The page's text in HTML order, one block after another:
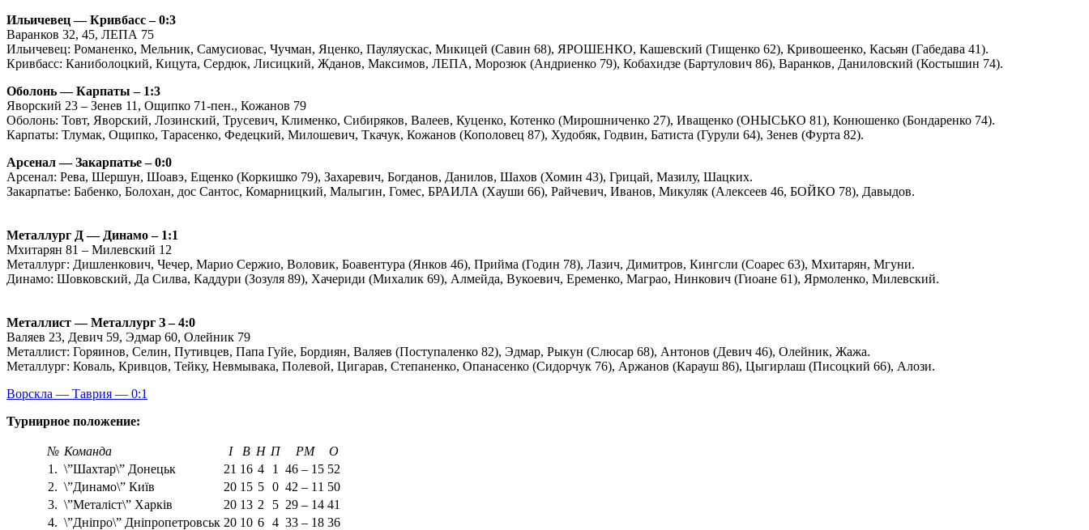
Ильичевец ― Кривбасс – 0:3
Варанков 32, 45, ЛЕПА 75
Ильичевец: Романенко, Мельник, Самусиовас, Чучман, Яценко, Пауляускас, Микицей (Савин 68), ЯРОШЕНКО, Кашевский (Тищенко 62), Кривошеенко, Касьян (Габедава 41).
Кривбасс: Каниболоцкий, Кицута, Сердюк, Лисицкий, Жданов, Максимов, ЛЕПА, Морозюк (Андриенко 79), Кобахидзе (Бартулович 86), Варанков, Даниловский (Костышин 74).
Оболонь ― Карпаты – 1:3
Яворский 23 – Зенев 11, Ощипко 71-пен., Кожанов 79
Оболонь: Товт, Яворский, Лозинский, Трусевич, Клименко, Сибиряков, Валеев, Куценко, Котенко (Мирошниченко 27), Иващенко (ОНЫСЬКО 81), Конюшенко (Бондаренко 74).
Карпаты: Тлумак, Ощипко, Тарасенко, Федецкий, Милошевич, Ткачук, Кожанов (Кополовец 87), Худобяк, Годвин, Батиста (Гурули 64), Зенев (Фурта 82).
Арсенал ― Закарпатье – 0:0
Арсенал: Рева, Шершун, Шоавэ, Ещенко (Коркишко 79), Захаревич, Богданов, Данилов, Шахов (Хомин 43), Грицай, Мазилу, Шацких.
Закарпатье: Бабенко, Болохан, дос Сантос, Комарницкий, Малыгин, Гомес, БРАИЛА (Хауши 66), Райчевич, Иванов, Микуляк (Алексеев 46, БОЙКО 78), Давыдов.
Металлург Д ― Динамо – 1:1
Мхитарян 81 – Милевский 12
Металлург: Дишленкович, Чечер, Марио Сержио, Воловик, Боавентура (Янков 46), Прийма (Годин 78), Лазич, Димитров, Кингсли (Соарес 63), Мхитарян, Мгуни.
Динамо: Шовковский, Да Силва, Каддури (Зозуля 89), Хачериди (Михалик 69), Алмейда, Вукоевич, Еременко, Маграо, Нинкович (Гиоане 61), Ярмоленко, Милевский.
Металлист ― Металлург З – 4:0
Валяев 23, Девич 59, Эдмар 60, Олейник 79
Металлист: Горяинов, Селин, Путивцев, Папа Гуйе, Бордиян, Валяев (Поступаленко 82), Эдмар, Рыкун (Слюсар 68), Антонов (Девич 46), Олейник, Жажа.
Металлург: Коваль, Кривцов, Тейку, Невмывака, Полевой, Цигарав, Степаненко, Опанасенко (Сидорчук 76), Аржанов (Карауш 86), Цыгирлаш (Писоцкий 66), Алози.
Ворскла ― Таврия ― 0:1
Турнирное положение:
№ Команда І В Н П РМ
О
1. \”Шахтар\” Донецьк 21 16 4 1 46 – 15 52
2. \”Динамо\” Київ 20 15 5 0 42 – 11 50
3. \”Металіст\” Харків 20 13 2 5 29 – 14 41
4. \”Дніпро\” Дніпропетровськ 20 10 6 4 33 – 18 36